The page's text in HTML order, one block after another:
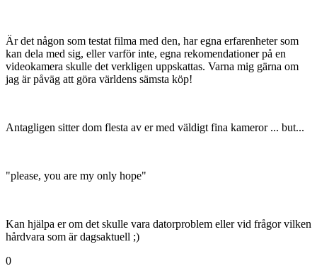
Är det någon som testat filma med den, har egna erfarenheter som
kan dela med sig, eller varför inte, egna rekomendationer på en
videokamera skulle det verkligen uppskattas. Varna mig gärna om
jag är påväg att göra världens sämsta köp!
Antagligen sitter dom flesta av er med väldigt fina kameror ... but...
"please, you are my only hope"
Kan hjälpa er om det skulle vara datorproblem eller vid frågor vilken
hårdvara som är dagsaktuell ;)
0